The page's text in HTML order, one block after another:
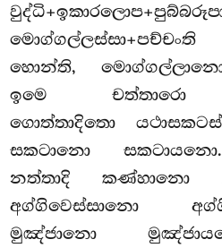
හොන්ති,
ඉමෙ චත්තාරො
ගොත්තාදිතො
සකටානො
නත්තාදි කණ්හානො
අග්ගිවෙස්සානො
මුඤ්ජානො